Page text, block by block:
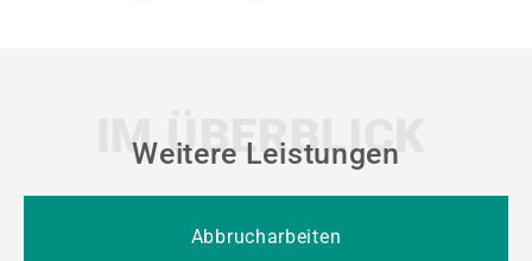
Weitere Leistungen
Abbrucharbeiten
IM ÜBERBLICK